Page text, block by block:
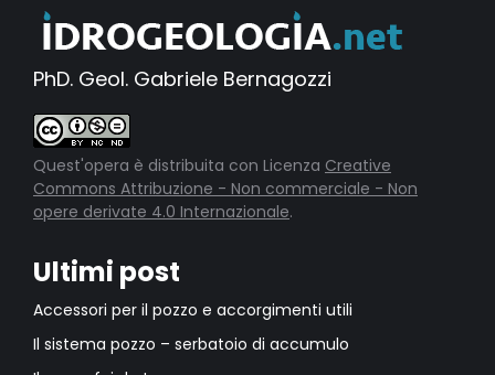
PhD. Geol. Gabriele Bernagozzi
Quest'opera è distribuita con Licenza Creative
Commons Attribuzione - Non commerciale - Non
opere derivate 4.0 Internazionale.
Ultimi post
Accessori per il pozzo e accorgimenti utili
Il sistema pozzo – serbatoio di accumulo